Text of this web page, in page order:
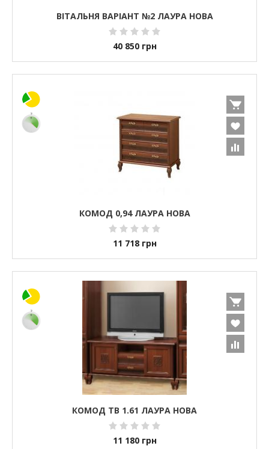
ВІТАЛЬНЯ ВАРІАНТ №2 ЛАУРА НОВА
40 850 грн
КОМОД 0,94 ЛАУРА НОВА
11 718 грн
КОМОД ТВ 1.61 ЛАУРА НОВА
11 180 грн